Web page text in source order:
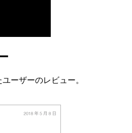
ーザーのレビュー。